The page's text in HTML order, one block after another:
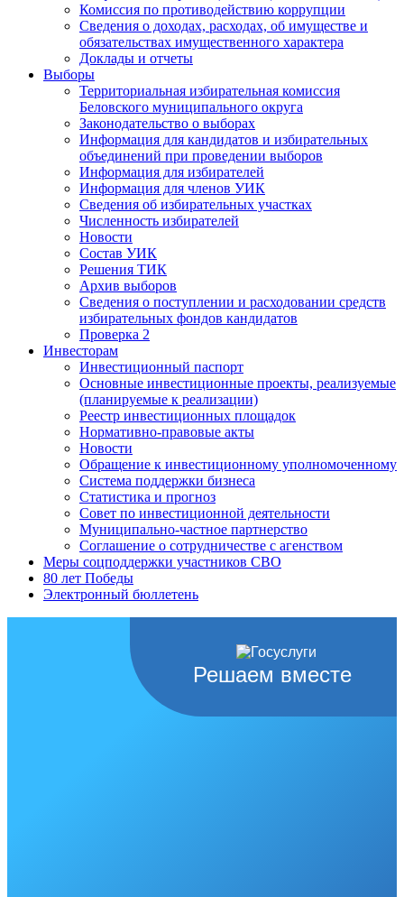
Комиссия по противодействию коррупции
Сведения о доходах, расходах, об имуществе и
обязательствах имущественного характера
Доклады и отчеты
Выборы
Территориальная избирательная комиссия
Беловского муниципального округа
Законодательство о выборах
Информация для кандидатов и избирательных
объединений при проведении выборов
Информация для избирателей
Информация для членов УИК
Сведения об избирательных участках
Численность избирателей
Новости
Состав УИК
Решения ТИК
Архив выборов
Сведения о поступлении и расходовании средств
избирательных фондов кандидатов
Проверка 2
Инвесторам
Инвестиционный паспорт
Основные инвестиционные проекты, реализуемые
(планируемые к реализации)
Реестр инвестиционных площадок
Нормативно-правовые акты
Новости
Обращение к инвестиционному уполномоченному
Система поддержки бизнеса
Статистика и прогноз
Совет по инвестиционной деятельности
Муниципально-частное партнерство
Соглашение о сотрудничестве с агенством
Меры соцподдержки участников СВО
80 лет Победы
Электронный бюллетень
Решаем вместе